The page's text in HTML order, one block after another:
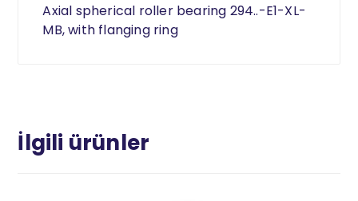
Axial spherical roller bearing 294..-E1-XL-
MB, with flanging ring
İlgili ürünler